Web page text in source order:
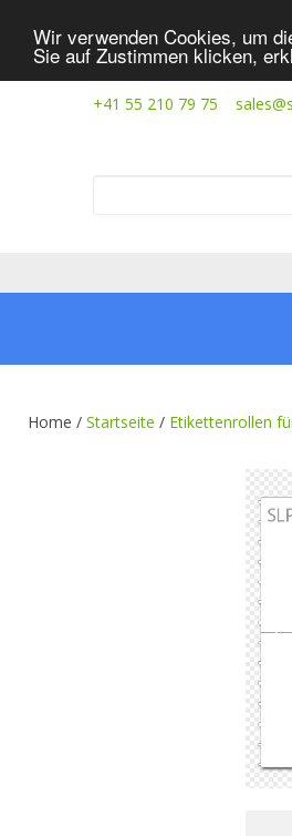
Wir verwenden Cookies, um
Sie auf Zustimmen klicken,
+41 55 210 79 75
Home / Startseite / Etikettenrollen